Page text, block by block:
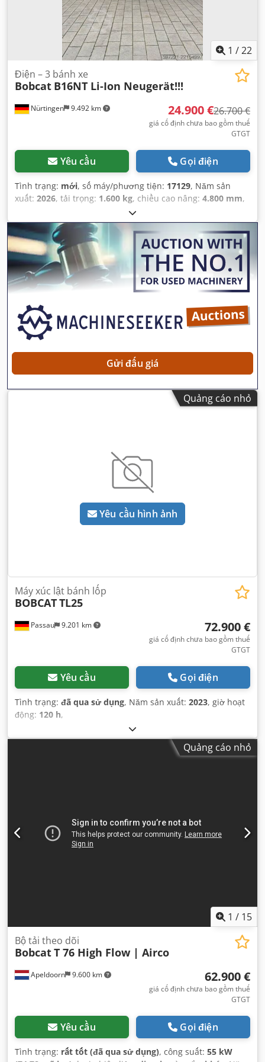
1 /22
Nürtingen 9.492 km
Điện – 3 bánh xe
Bobcat B16NT Li-Ion Neugerät!!!
24.900 €26.700 €
giá cố định chưa bao gồm thuế
GTGT
Yêu cầu Gọi điện
Tình trạng: mới, số máy/phương tiện: 17129, Năm sản
xuất: 2026, tải trọng: 1.600 kg, chiều cao nâng: 4.800 mm,
, tâm tải trọng:
liệu:điện, loại cột:triplex, chiều cao xây dựng:2.215 mm,
điện áp ắc quy:
51,2 V , chiều dài càng: 1.200 mm, kích
thước lốp trước:18x7-8 non marking, kích thước lốp sau:
16x6-8 non marking , trọng lượng tổng cộng: 3.290 kg
Gửi đấu giá
Quảng cáo nhỏ
Yêu cầu hình ảnh
Passau 9.201 km
Máy xúc lật bánh lốp
BOBCATTL25
72.900 €
giá cố định chưa bao gồm thuế
GTGT
Yêu cầu Gọi điện
Tình trạng: đã qua sử dụng, Năm sản xuất: 2023, giờ hoạt
động: 120 h,
Quảng cáo nhỏ
1 / 15
Apeldoorn 9.600 km
Bộ tải theo dõi
BobcatT 76 High Flow | Airco
62.900 €
giá cố định chưa bao gồm thuế
GTGT
Yêu cầu Gọi điện
Tình trạng: rất tốt (đã qua sử dụng), công suất: 55 kW